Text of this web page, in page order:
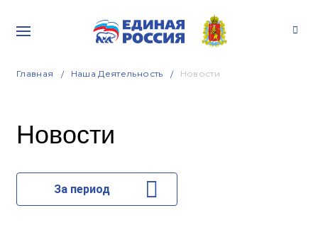
Главная Наша Деятельность Новости
Новости
За период